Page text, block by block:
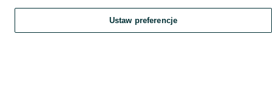
Szukaj Obserwujesz Dodaj Czat Konto
Ustaw preferencje